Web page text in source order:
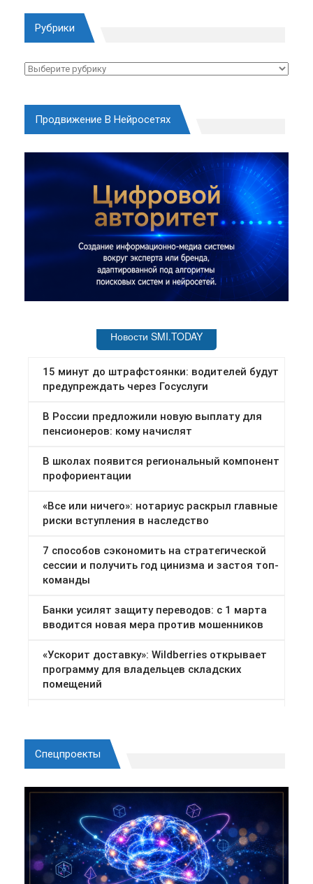
Рубрики
Рубрики
Продвижение В Нейросетях
Спецпроекты